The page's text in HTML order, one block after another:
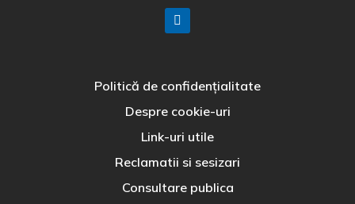
Politică de confidențialitate
Despre cookie-uri
Link-uri utile
Reclamatii si sesizari
Consultare publica